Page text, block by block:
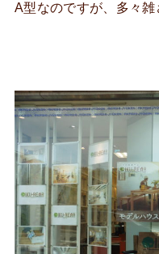
A型なのですが、多々雑